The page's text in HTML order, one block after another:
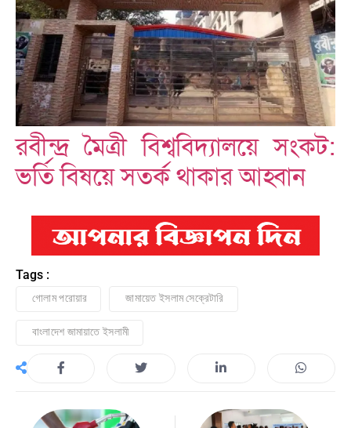
রবীন্দ্র মৈত্রী বিশ্ববিদ্যালয়ে সংকট:
ভর্তি বিষয়ে সতর্ক থাকার আহ্বান
Tags :
গোলাম পরোয়ার জামায়েত ইসলাম সেক্রেটারি
বাংলাদেশ জামায়াতে ইসলামী